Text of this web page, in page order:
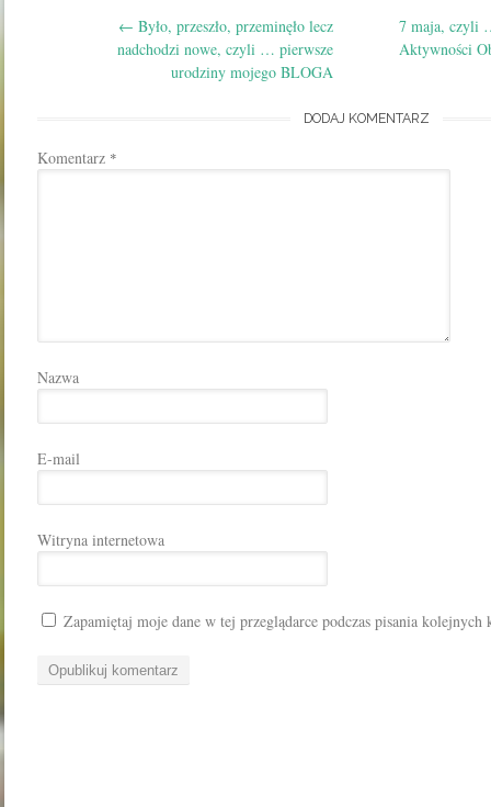
navigation
← Było, przeszło, przeminęło lecz
nadchodzi nowe, czyli … pierwsze
urodziny mojego BLOGA
7 maja, czyli
Aktywności
DODAJ KOMENTARZ
Komentarz *
Nazwa
E-mail
Witryna internetowa
Zapamiętaj moje dane w tej przeglądarce podczas pisania kolejnych